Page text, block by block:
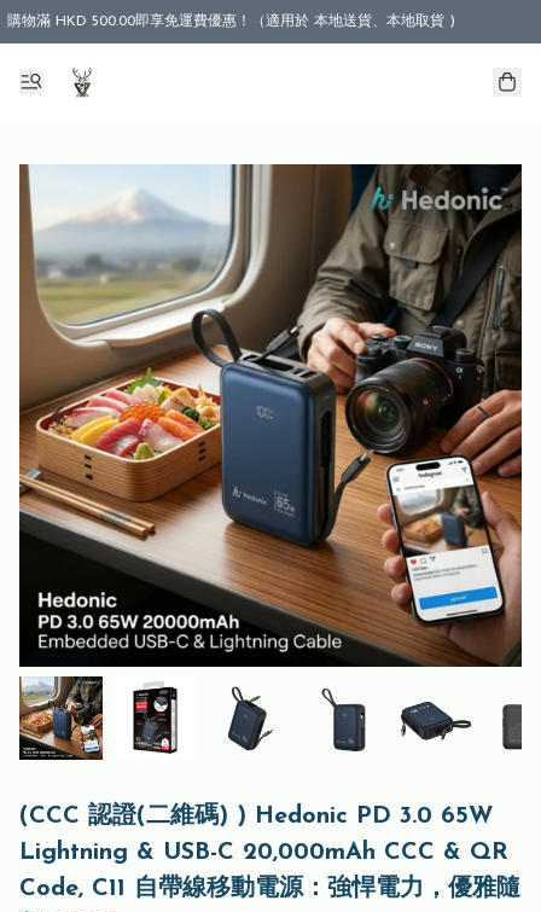
購物滿 HKD 500.00即享免運費優惠！（適用於 本地送貨、本地取貨 )
(CCC 認證(二維碼) ) Hedonic PD 3.0 65W
Lightning & USB-C 20,000mAh CCC & QR
Code, C11 自帶線移動電源：強悍電力，優雅隨